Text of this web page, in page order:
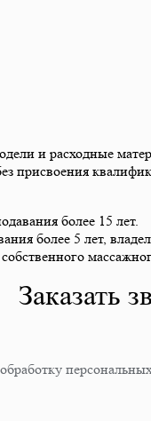
и расходные
присвоения
более 15 лет.
более 5 лет,
Заказать